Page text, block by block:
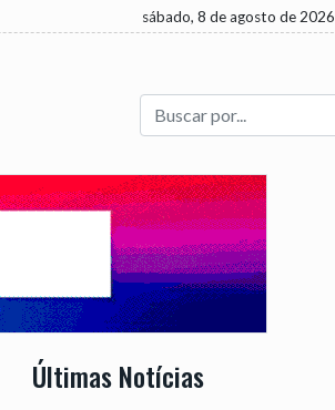
sábado, 8 de agosto de 2026
Buscar
Últimas Notícias